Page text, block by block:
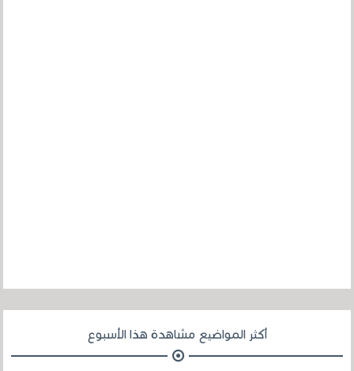
أكثر المواضيع مشاهدة هذا الأسبوع